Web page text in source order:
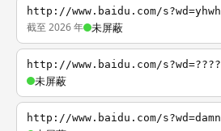
http://www.baidu.com/s?wd=yhwh
截至 2026 年 未屏蔽
http://www.baidu.com/s?wd=????
未屏蔽
http://www.baidu.com/s?wd=damn